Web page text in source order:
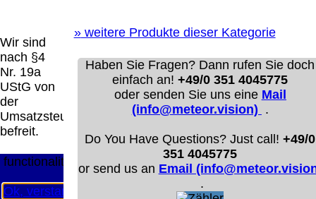
Wir sind
nach §4
Nr. 19a
UStG von
der
Umsatzsteuer
befreit.
»weitere Produkte dieser Kategorie
Haben Sie Fragen? Dann rufen Sie doch
einfach an!+49/0 351 4045775
oder senden Sie uns eine Mail
(info@meteor.vision) .
Do You Have Questions? Just call!+49/0
351 4045775
or send us an Email
.
Seitenanfang Impressum AGB Widerruf
Datenschutz
Katalog (PDF)
Sitemap
große Anzeige Schließen X
Diese Website nutzt Cookies, um bestmögliche
Funktionalität bieten zu können.
This website uses cookies to provide the best possible
functionality.
Ok, verstanden